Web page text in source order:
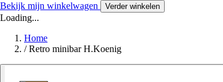
Bekijk mijn winkelwagen Verder winkelen
Loading...
Home
/ Retro minibar H.Koenig